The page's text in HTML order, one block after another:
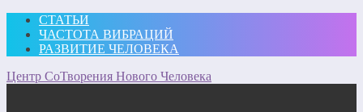
СТАТЬИ
ЧАСТОТА ВИБРАЦИЙ
РАЗВИТИЕ ЧЕЛОВЕКА
Центр СоТворения Нового Человека